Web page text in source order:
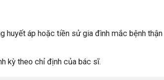
huyết áp hoặc tiền sử gia đình mắc bệnh thận
kỳ theo chỉ định của bác sĩ.